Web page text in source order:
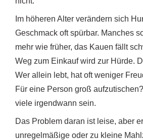
Im höheren Alter verändern sich
Geschmack oft spürbar. Manches
mehr wie früher, das Kauen fällt
Weg zum Einkauf wird zur Hürde.
Wer allein lebt, hat oft weniger
Für eine Person groß
viele irgendwann sein.
Das Problem daran ist leise, aber
unregelmäßige oder zu kleine